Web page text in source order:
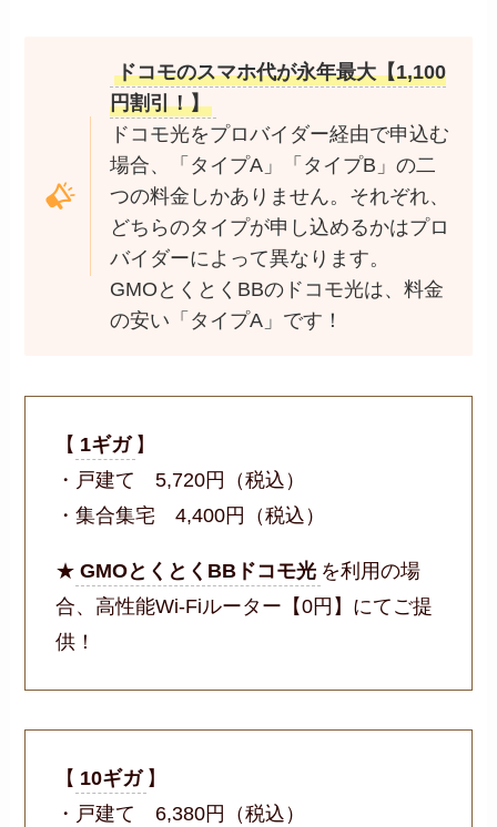
ドコモのスマホ代が永年最大【1,100
円割引！】
ドコモ光をプロバイダー経由で申込む
場合、「タイプA」「タイプB」の二
つの料金しかありません。それぞれ、
どちらのタイプが申し込めるかはプロ
バイダーによって異なります。
GMOとくとくBBのドコモ光は、料金
の安い「タイプA」です！
【 1ギガ 】
・戸建て 5,720円（税込）
・集合集宅 4,400円（税込）
★ GMOとくとくBBドコモ光 を利用の場
合、高性能Wi-Fiルーター【0円】にてご提
供！
【 10ギガ 】
・戸建て 6,380円（税込）